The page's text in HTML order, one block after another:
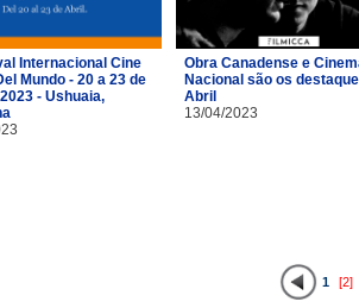
Internacional Cine
Mundo - 20 a 23 de
- Ushuaia,
Obra Canadense e
Nacional são os
Abril
13/04/2023
1 [2]